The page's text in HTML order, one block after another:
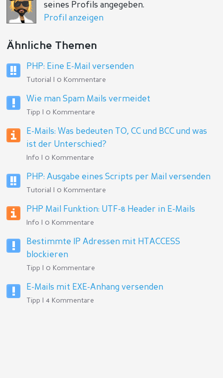
seines Profils angegeben.
Profil anzeigen
Ähnliche Themen
PHP: Eine E-Mail versenden
Tutorial | 0 Kommentare
Wie man Spam Mails vermeidet
Tipp | 0 Kommentare
E-Mails: Was bedeuten TO, CC und BCC und was
ist der Unterschied?
Info | 0 Kommentare
PHP: Ausgabe eines Scripts per Mail versenden
Tutorial | 0 Kommentare
PHP Mail Funktion: UTF-8 Header in E-Mails
Info | 0 Kommentare
Bestimmte IP Adressen mit HTACCESS
blockieren
Tipp | 0 Kommentare
E-Mails mit EXE-Anhang versenden
Tipp | 4 Kommentare